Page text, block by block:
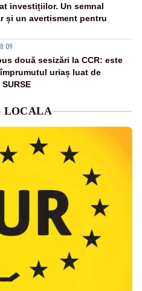
investițiilor. Un semnal
și un avertisment pentru
două sesizări la CCR: este
uriaș luat de
LOCALA